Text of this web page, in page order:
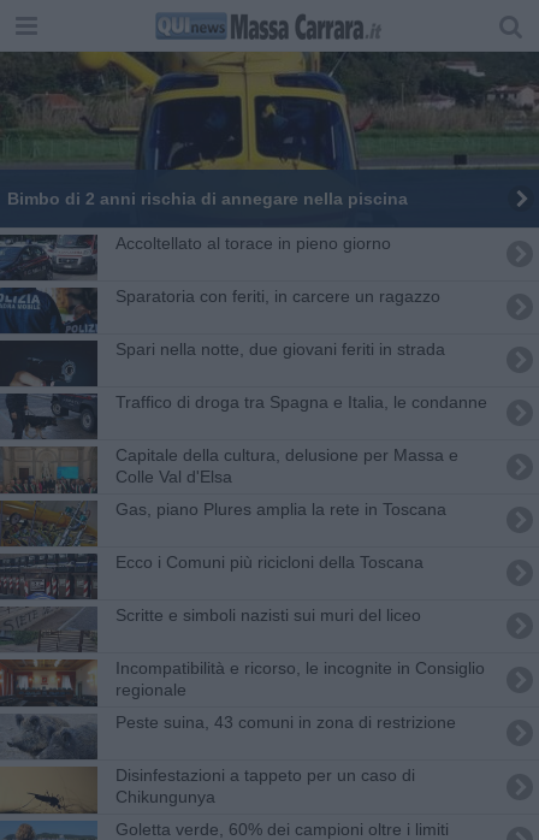
Bimbo di 2 anni rischia di annegare nella piscina
Accoltellato al torace in pieno giorno
Sparatoria con feriti, in carcere un ragazzo
Spari nella notte, due giovani feriti in strada
Traffico di droga tra Spagna e Italia, le condanne
Capitale della cultura, delusione per Massa e
Colle Val d'Elsa
Gas, piano Plures amplia la rete in Toscana
Ecco i Comuni più ricicloni della Toscana
Scritte e simboli nazisti sui muri del liceo
Incompatibilità e ricorso, le incognite in Consiglio
regionale
Peste suina, 43 comuni in zona di restrizione
Disinfestazioni a tappeto per un caso di
Chikungunya
Goletta verde, 60% dei campioni oltre i limiti